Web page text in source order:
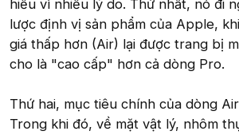
hiểu vì nhiều lý do. Thứ nhất, nó đi
lược định vị sản phẩm của Apple,
giá thấp hơn (Air) lại được trang bị
cho là "cao cấp" hơn cả dòng Pro.
Thứ hai, mục tiêu chính của dòng
Trong khi đó, về mặt vật lý, nhôm